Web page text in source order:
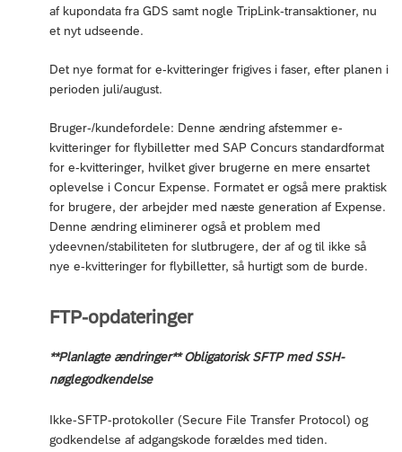
af kupondata fra GDS samt nogle TripLink-transaktioner, nu
et nyt udseende.
Det nye format for e-kvitteringer frigives i faser, efter planen i
perioden juli/august.
Bruger-/kundefordele: Denne ændring afstemmer e-
kvitteringer for flybilletter med SAP Concurs standardformat
for e-kvitteringer, hvilket giver brugerne en mere ensartet
oplevelse i Concur Expense. Formatet er også mere praktisk
for brugere, der arbejder med næste generation af Expense.
Denne ændring eliminerer også et problem med
ydeevnen/stabiliteten for slutbrugere, der af og til ikke så
nye e-kvitteringer for flybilletter, så hurtigt som de burde.
FTP-opdateringer
**Planlagte ændringer** Obligatorisk SFTP med SSH-
nøglegodkendelse
Ikke-SFTP-protokoller (Secure File Transfer Protocol) og
godkendelse af adgangskode forældes med tiden.